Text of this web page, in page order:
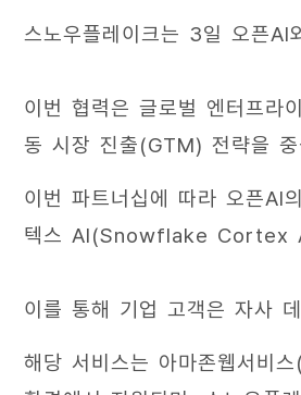
스노우플레이크는 3일 오픈AI
이번 협력은 글로벌 엔터프라
동 시장 진출(GTM) 전략을 중
이번 파트너십에 따라 오픈AI
텍스 AI(Snowflake Cortex
이를 통해 기업 고객은 자사
해당 서비스는 아마존웹서비